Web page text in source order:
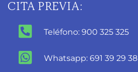
CITA PREVIA:
Teléfono: 900 325 325
Whatsapp: 691 39 29 38